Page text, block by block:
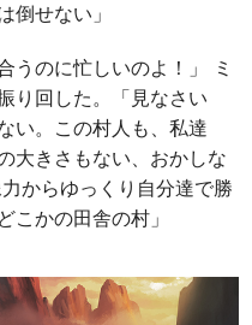
倒せない」
うのに忙しいのよ！」 ミ
り回した。「見なさい
い。この村人も、私達
大きさもない、おかしな
からゆっくり自分達で勝
こかの田舎の村」